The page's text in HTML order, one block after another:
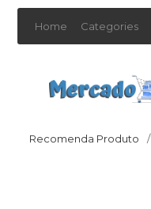
Home Categories
Recomenda Produto /